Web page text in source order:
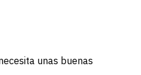
unas buenas